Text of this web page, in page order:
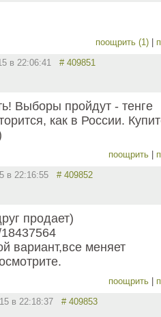
поощрить (1)
в 22:06:41 # 409851
Выборы пройдут - тенге
как в России.
поощрить
в 22:16:55 # 409852
продает)
вариант,все меняет
поощрить
в 22:18:37 # 409853